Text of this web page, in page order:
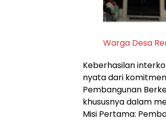
Warga Desa
Keberhasilan
nyata dari
Pembangunan
khususnya dalam
Misi Pertama: